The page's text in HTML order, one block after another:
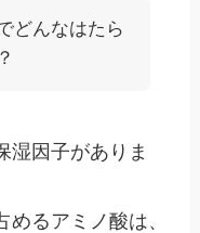
どんなはたら
湿因子がありま
るアミノ酸は、